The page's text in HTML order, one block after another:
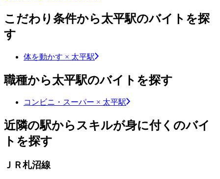
こだわり条件から太平駅のバイトを探
す
体を動かす × 太平駅
職種から太平駅のバイトを探す
コンビニ・スーパー × 太平駅
近隣の駅からスキルが身に付くのバイ
トを探す
ＪＲ札沼線